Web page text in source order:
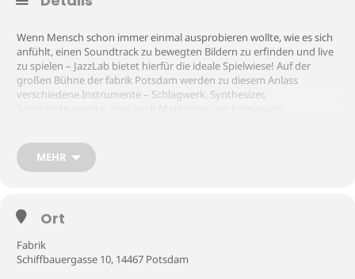
Wenn Mensch schon immer einmal ausprobieren wollte, wie es sich
anfühlt, einen Soundtrack zu bewegten Bildern zu erfinden und live
zu spielen – JazzLab bietet hierfür die ideale Spielwiese! Auf der
großen Bühne der fabrik Potsdam werden zu diesem Anlass
verschiedene Instrumente – Schlagwerk, Synthesizer,
Sounddesign live zu improvisieren und gemeinsam zu entwickeln.
Ein visuelles und klangliches Laborexperiment im bester JazzLab-
Eintritt frei
MEHR
Ort
Fabrik
Schiffbauergasse 10, 14467 Potsdam